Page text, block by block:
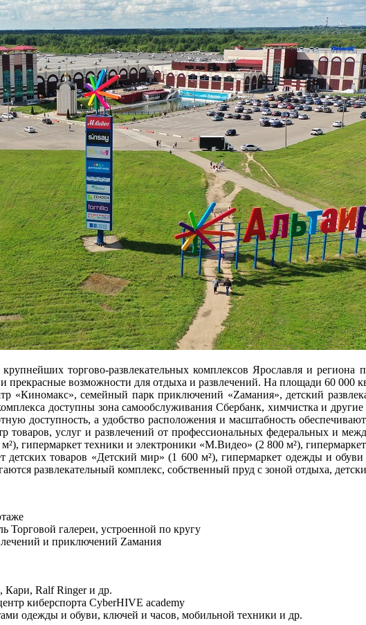
торгово-развлекательных комплексов Ярославля и
прекрасные возможности для отдыха и развлечений. На площади 60 000
«Киномакс», семейный парк приключений «Zамания», детский
доступны зона самообслуживания Сбербанк, химчистка и
доступность, а удобство расположения и масштабность
товаров, услуг и развлечений от профессиональных федеральных и
гипермаркет техники и электроники «М.Видео» (2 800 м²),
детских товаров «Детский мир» (1 600 м²), гипермаркет одежды и
развлекательный комплекс, собственный пруд с зоной отдыха,
Торговой галереи, устроенной по кругу
и приключений Zамания
Кари, Ralf Ringer и др.
киберспорта CyberHIVE academy
одежды и обуви, ключей и часов, мобильной техники и др.